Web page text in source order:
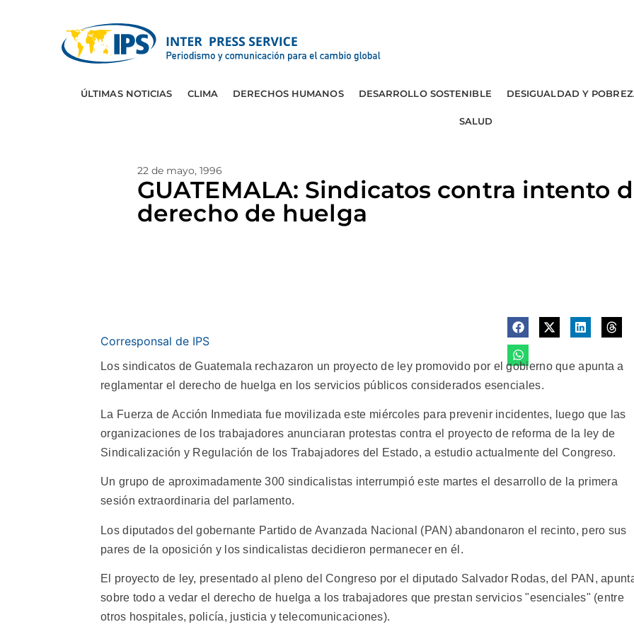
ÚLTIMAS NOTICIAS CLIMA DERECHOS HUMANOS DESARROLLO SOSTENIBLE DESIGUALDAD Y
SALUD
22 de mayo, 1996
GUATEMALA: Sindicatos contra intento
derecho de huelga
Corresponsal de IPS
Los sindicatos de Guatemala rechazaron un proyecto de ley promovido por el gobierno que apunta a
reglamentar el derecho de huelga en los servicios públicos considerados esenciales.
La Fuerza de Acción Inmediata fue movilizada este miércoles para prevenir incidentes, luego que las
organizaciones de los trabajadores anunciaran protestas contra el proyecto de reforma de la ley de
Sindicalización y Regulación de los Trabajadores del Estado, a estudio actualmente del Congreso.
Un grupo de aproximadamente 300 sindicalistas interrumpió este martes el desarrollo de la primera
sesión extraordinaria del parlamento.
Los diputados del gobernante Partido de Avanzada Nacional (PAN) abandonaron el recinto, pero sus
pares de la oposición y los sindicalistas decidieron permanecer en él.
El proyecto de ley, presentado al pleno del Congreso por el diputado Salvador Rodas, del PAN,
sobre todo a vedar el derecho de huelga a los trabajadores que prestan servicios "esenciales" (entre
otros hospitales, policía, justicia y telecomunicaciones).